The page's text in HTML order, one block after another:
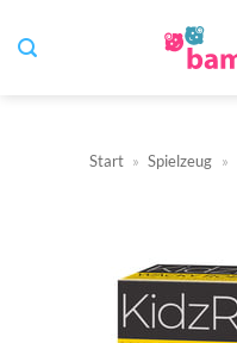
Inhalt
Start » Spielzeug »